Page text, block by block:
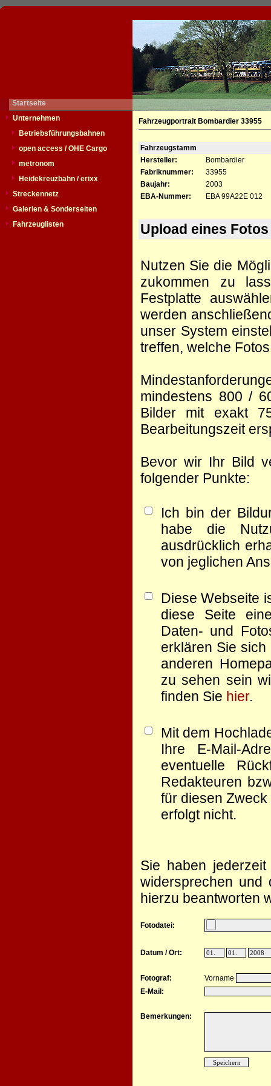
Startseite
Unternehmen
Betriebsführungsbahnen
open access / OHE Cargo
metronom
Heidekreuzbahn / erixx
Streckennetz
Galerien & Sonderseiten
Fahrzeuglisten
Fahrzeugportrait Bombardier 33955
Fahrzeugstamm
Hersteller:
Bombardier
Fabriknummer:
33955
Baujahr:
2003
EBA-Nummer:
EBA 99A22E 012
Upload eines
Nutzen Sie die
zukommen zu
Festplatte
werden
unser System
treffen, welche
mindestens 800 /
Bilder mit exakt
Bearbeitungszeit
Bevor wir Ihr Bild
folgender Punkte:
Ich bin der
habe die
ausdrücklich
von jeglichen
Diese Webseite
diese Seite
Daten- und
erklären Sie
anderen
zu sehen sein
finden Sie hier.
Mit dem
Ihre E-Mail-
eventuelle
Redakteuren
für diesen
erfolgt nicht.
Sie haben
widersprechen
hierzu beantworten
Fotodatei:
Datum / Ort:
Fotograf:
Vorname
E-Mail:
Bemerkungen: